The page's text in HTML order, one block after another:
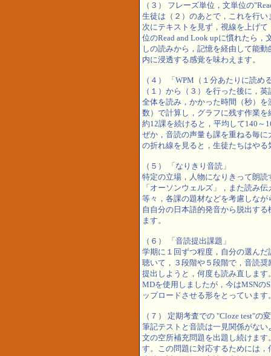
（３） フレーズ単位，文単位の
生徒は（２）のあとで，これを行
次にテキストを見ず，視線を上げ
位のRead and Look upに慣れたら
しの読みから，記憶を経由して能
内に浸透する感覚を味わえます。
（４） 「WPM（１分あたりに読
（１）から（３）を行った後に，
全体を読み，かかった時間（秒）
数）で計算し，グラフに残す作業
約12課を続けると，平均して140～
ぜか，音読の声量も課を重ねる毎
の折れ線を見ると，生徒たちはやる
（５） 「なりきり音読」
特定の立場，人物になりきって朗
「オーソンウェルズ」，また読み
等々，各課の題材などを考慮しな
自自分の日本語的発音から脱出す
ます。
（６） 「音読提出課題」
学期に１回ずつ程度，自分の選ん
聴いて，３段階や５段階で，音読
提出しようと，何度も読み直しま
MDを使用しましたが，今はMSNの
ップロードさせる形をとっています
（７） 定期考査での "Cloze test"の
筆記テストと音読は一見関係がな
文の空所補充問題を出題し続けま
す。この問題に対応するためには